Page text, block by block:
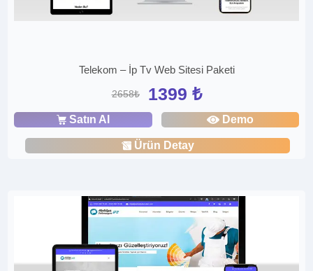
Telekom – İp Tv Web Sitesi Paketi
2658₺ 1399 ₺
Satın Al Demo
Ürün Detay